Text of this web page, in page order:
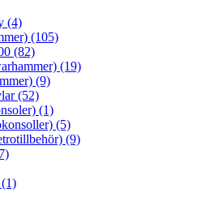
(4)
(105)
(82)
(19)
(9)
(52)
(1)
(5)
(9)
(1)